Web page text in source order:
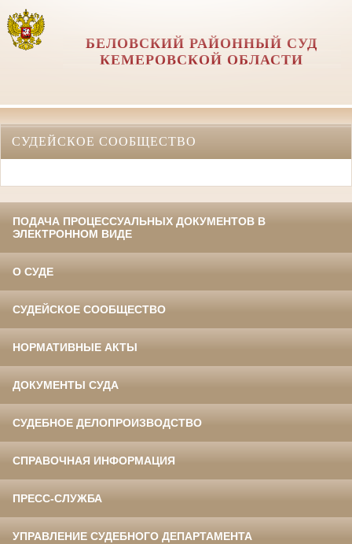
БЕЛОВСКИЙ РАЙОННЫЙ СУД
КЕМЕРОВСКОЙ ОБЛАСТИ
СУДЕЙСКОЕ СООБЩЕСТВО
ПОДАЧА ПРОЦЕССУАЛЬНЫХ ДОКУМЕНТОВ В
ЭЛЕКТРОННОМ ВИДЕ
О СУДЕ
СУДЕЙСКОЕ СООБЩЕСТВО
НОРМАТИВНЫЕ АКТЫ
ДОКУМЕНТЫ СУДА
СУДЕБНОЕ ДЕЛОПРОИЗВОДСТВО
СПРАВОЧНАЯ ИНФОРМАЦИЯ
ПРЕСС-СЛУЖБА
УПРАВЛЕНИЕ СУДЕБНОГО ДЕПАРТАМЕНТА